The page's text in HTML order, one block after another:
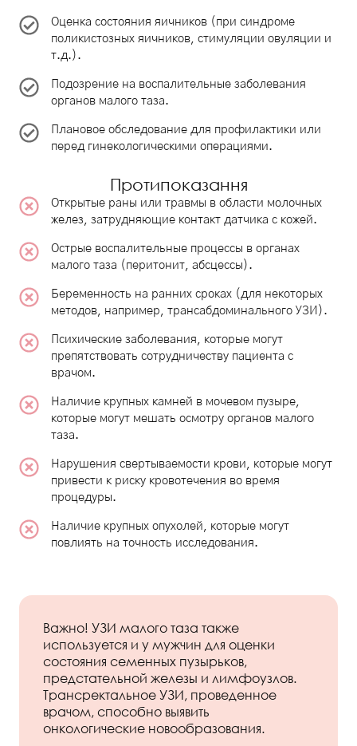
Оценка состояния яичников (при синдроме
поликистозных яичников, стимуляции овуляции и
т.д.).
Подозрение на воспалительные заболевания
органов малого таза.
Плановое обследование для профилактики или
перед гинекологическими операциями.
Протипоказання
Открытые раны или травмы в области молочных
желез, затрудняющие контакт датчика с кожей.
Острые воспалительные процессы в органах
малого таза (перитонит, абсцессы).
Беременность на ранних сроках (для некоторых
методов, например, трансабдоминального УЗИ).
Психические заболевания, которые могут
препятствовать сотрудничеству пациента с
врачом.
Наличие крупных камней в мочевом пузыре,
которые могут мешать осмотру органов малого
таза.
Нарушения свертываемости крови, которые могут
привести к риску кровотечения во время
процедуры.
Наличие крупных опухолей, которые могут
повлиять на точность исследования.
Важно! УЗИ малого таза также
используется и у мужчин для оценки
состояния семенных пузырьков,
предстательной железы и лимфоузлов.
Трансректальное УЗИ, проведенное
врачом, способно выявить
онкологические новообразования.